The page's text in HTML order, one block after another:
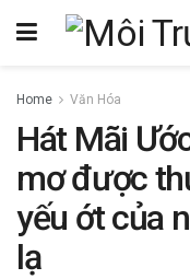
Home Văn Hóa
Hát Mãi
mơ được
yếu ớt của
lạ